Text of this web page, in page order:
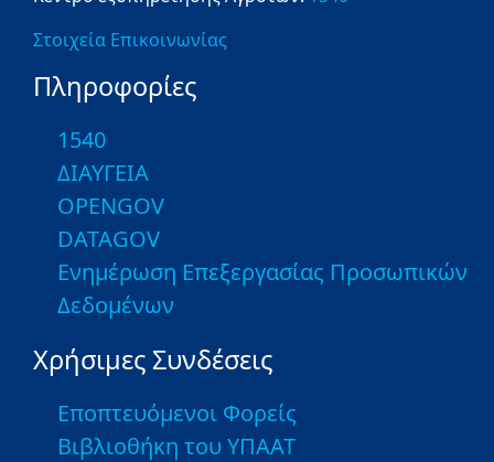
Στοιχεία Επικοινωνίας
Πληροφορίες
1540
ΔΙΑΥΓΕΙΑ
OPENGOV
DATAGOV
Ενημέρωση Επεξεργασίας Προσωπικών
Δεδομένων
Χρήσιμες Συνδέσεις
Εποπτευόμενοι Φορείς
Βιβλιοθήκη του ΥΠΑΑΤ